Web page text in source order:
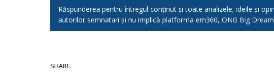
Răspunderea pentru întregul conținut și toate analizele, ideile și
autorilor semnatari și nu implică platforma em360, ONG Big
SHARE.